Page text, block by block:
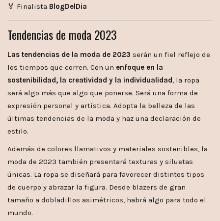
🏅 Finalista BlogDelDia
Tendencias de moda 2023
Las tendencias de la moda de 2023 serán un fiel reflejo de
los tiempos que corren. Con un enfoque en la
sostenibilidad, la creatividad y la individualidad , la ropa
será algo más que algo que ponerse. Será una forma de
expresión personal y artística. Adopta la belleza de las
últimas tendencias de la moda y haz una declaración de
estilo.
Además de colores llamativos y materiales sostenibles, la
moda de 2023 también presentará texturas y siluetas
únicas. La ropa se diseñará para favorecer distintos tipos
de cuerpo y abrazar la figura. Desde blazers de gran
tamaño a dobladillos asimétricos, habrá algo para todo el
mundo.